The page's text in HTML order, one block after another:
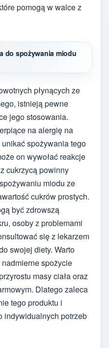
pomogą w walce z
do spożywania miodu
płynących ze
istnieją pewne
jego stosowania.
na alergię na
spożywania tego
on wywołać reakcje
cukrzycą powinny
miodu ze
cukrów prostych.
być zdrowszą
osoby z problemami
się z lekarzem
swojej diety. Warto
spożycie
masy ciała oraz
Dlatego zaleca
tego produktu i
indywidualnych potrzeb